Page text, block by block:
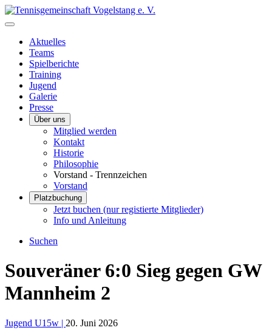
Aktuelles
Teams
Spielberichte
Training
Jugend
Galerie
Presse
Über uns
Mitglied werden
Kontakt
Historie
Philosophie
Vorstand - Trennzeichen
Vorstand
Platzbuchung
Jetzt buchen (nur registierte Mitglieder)
Info und Anleitung
Suchen
Souveräner 6:0 Sieg gegen GW
Mannheim 2
Jugend U15w | 20. Juni 2026